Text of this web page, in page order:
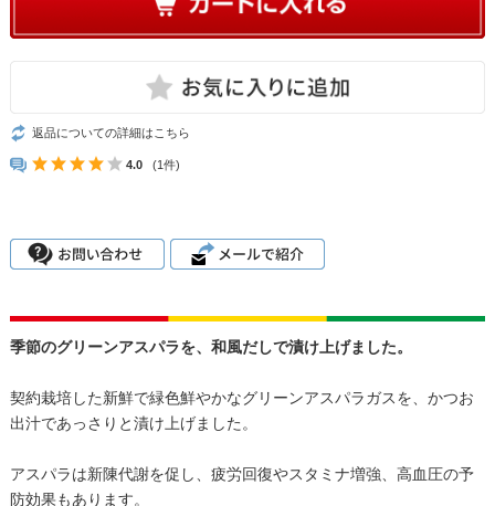
返品についての詳細はこちら
4.0 (1件)
季節のグリーンアスパラを、和風だしで漬け上げました。
契約栽培した新鮮で緑色鮮やかなグリーンアスパラガスを、かつお
出汁であっさりと漬け上げました。
アスパラは新陳代謝を促し、疲労回復やスタミナ増強、高血圧の予
防効果もあります。